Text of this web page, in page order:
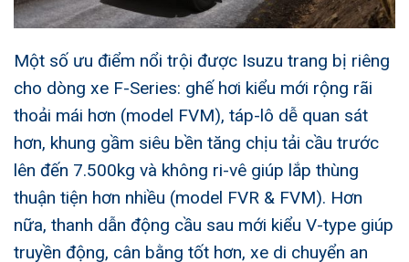
Một số ưu điểm nổi trội được Isuzu trang bị riêng
cho dòng xe F-Series: ghế hơi kiểu mới rộng rãi
thoải mái hơn (model FVM), táp-lô dễ quan sát
hơn, khung gầm siêu bền tăng chịu tải cầu trước
lên đến 7.500kg và không ri-vê giúp lắp thùng
thuận tiện hơn nhiều (model FVR & FVM). Hơn
nữa, thanh dẫn động cầu sau mới kiểu V-type giúp
truyền động, cân bằng tốt hơn, xe di chuyển an